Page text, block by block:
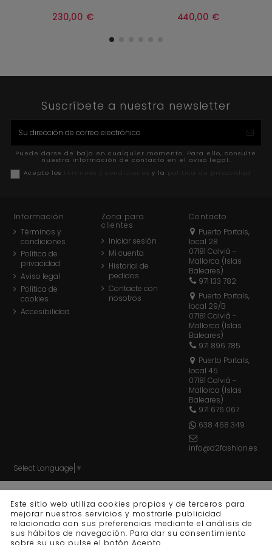
230,00 €
Añadir al carrito 440,00 €
Añadir al carrito
Suscríbete a nuestra newsletter
Puede darse de baja en cualquier momento. Para ello, consulte
nuestra información de contacto en el aviso legal.
Acepto los
y la
Información
Términos y
condiciones
Política de
privacidad
Aviso legal
Política de
cookies
Accesibilidad
Zona para
clientes
Iniciar sesión
Mi cuenta
Historial de
pedidos
Contacte con
nosotros
Contacto
Puerto Portals,
local 28
07181 Calviá -
Mallorca (Islas
Baleares)
971 133 782
Puerto Portals,
local 29/B
07181 Calviá -
Mallorca (Islas
Baleares)
971 896 785
Puerto Portals,
local 45
07181 Calviá -
Mallorca (Islas
Baleares)
971 676 067
638 468 349
info@d2fashion.es
Select Language ▼
Este sitio web utiliza cookies propias y de terceros para
mejorar nuestros servicios y mostrarle publicidad
relacionada con sus preferencias mediante el análisis de
sus hábitos de navegación. Para dar su consentimiento
sobre su uso pulse el botón Acepto.
bybytefactory